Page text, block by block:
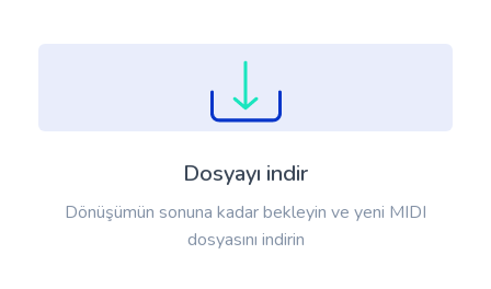
Dosyayı indir
Dönüşümün sonuna kadar bekleyin ve yeni MIDI
dosyasını indirin